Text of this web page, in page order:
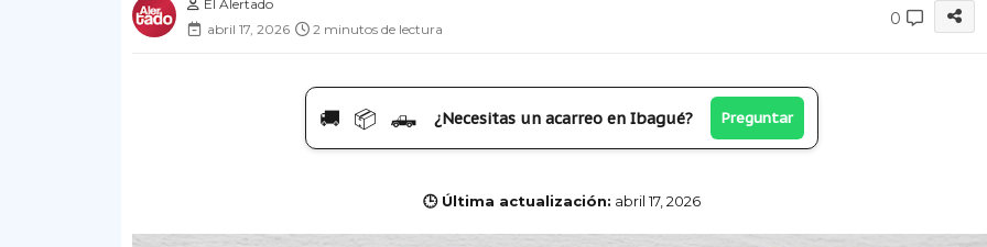
El Alertado
abril 17, 2026
2 minutos de lectura
0
🚚 📦 🛻 ¿Necesitas un acarreo en Ibagué? Preguntar
🕒 Última actualización: abril 17, 2026